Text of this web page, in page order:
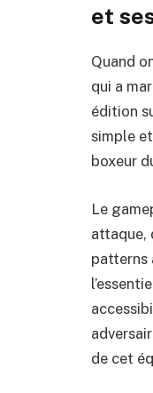
et
Quand
qui a
édition
simple
boxeur
Le
attaque,
patterns
de cet